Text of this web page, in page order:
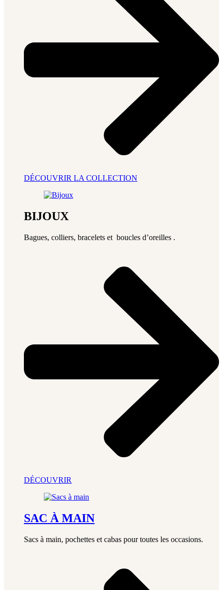
DÉCOUVRIR LA COLLECTION
BIJOUX
Bagues, colliers, bracelets et boucles d’oreilles .
DÉCOUVRIR
SAC À MAIN
Sacs à main, pochettes et cabas pour toutes les occasions.